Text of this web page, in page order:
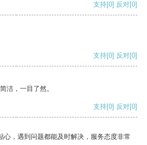
支持[0] 反对[0]
支持[0] 反对[0]
洁，一目了然。
支持[0] 反对[0]
心，遇到问题都能及时解决，服务态度非常